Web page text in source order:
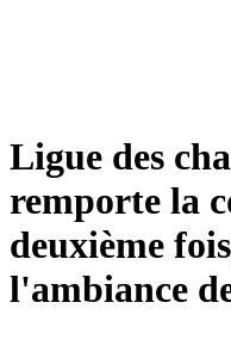
Ligue des
remporte la
deuxième
l'ambiance